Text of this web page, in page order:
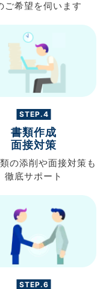
ご希望を伺います
STEP.4
書類作成
面接対策
の添削や面接対策も
徹底サポート
STEP.6